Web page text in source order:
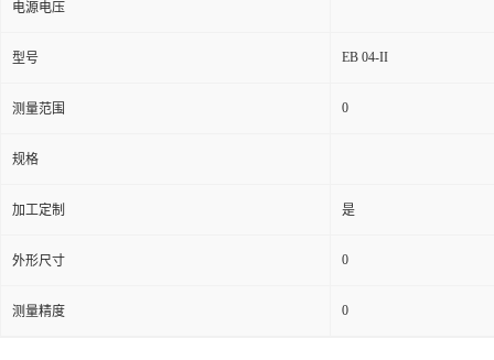
电源电压
型号 EB 04-II
测量范围 0
规格
加工定制 是
外形尺寸 0
测量精度 0